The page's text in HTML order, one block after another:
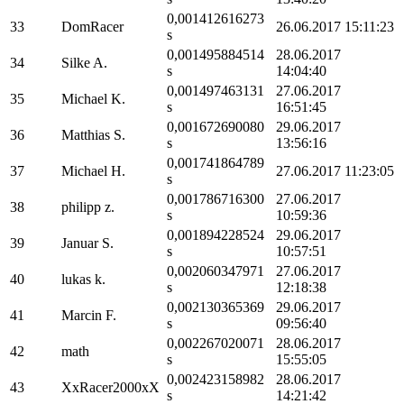
33
DomRacer
0,001412616273
s
26.06.2017 15:11:23
34 Silke A.
0,001495884514
s
28.06.2017
14:04:40
35
Michael K.
0,001497463131
s
27.06.2017
16:51:45
36
Matthias S.
0,001672690080
s
29.06.2017
13:56:16
37
Michael H.
0,001741864789
s
27.06.2017 11:23:05
38 philipp z.
0,001786716300
s
27.06.2017
10:59:36
39
Januar S.
0,001894228524
s
29.06.2017
10:57:51
40
lukas k.
0,002060347971
s
27.06.2017
12:18:38
41
Marcin F.
0,002130365369
s
29.06.2017
09:56:40
42
math
0,002267020071
s
28.06.2017
15:55:05
43
XxRacer2000xX
0,002423158982
s
28.06.2017
14:21:42